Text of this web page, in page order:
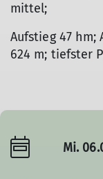
mittel;
Aufstieg 47 hm;
624 m; tiefster
Mi.